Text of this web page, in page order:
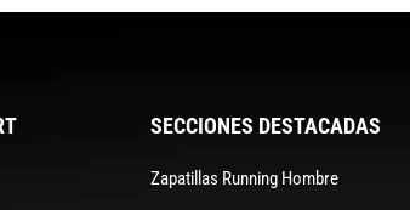
SECCIONES DESTACADAS
Zapatillas Running Hombre